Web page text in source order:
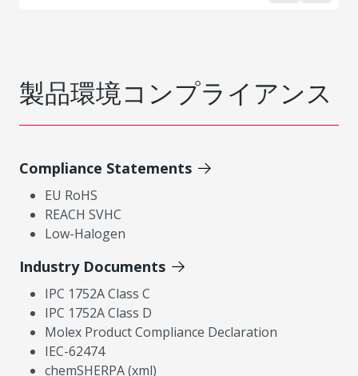
製品環境コンプライアンス
Compliance Statements
EU RoHS
REACH SVHC
Low-Halogen
Industry Documents
IPC 1752A Class C
IPC 1752A Class D
Molex Product Compliance Declaration
IEC-62474
chemSHERPA (xml)